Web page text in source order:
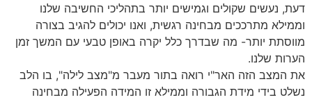
דעת, נעשים שקולים וגמישים יותר בתהליכי החשיבה שלנו
וממילא מתרככים מבחינה רגשית, ואנו יכולים להגיב בצורה
מווסתת יותר- מה שבדרך כלל יקרה באופן טבעי עם המשך זמן
הערות שלנו.
את המצב הזה האר"י רואה בתור מעבר מ"מצב לילה", בו הלב
נשלט בידי מידת הגבורה וממילא זו המידה הפעילה מבחינה